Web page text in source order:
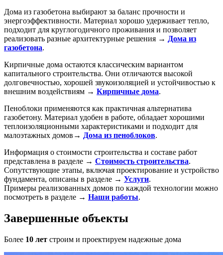
Дома из газобетона выбирают за баланс прочности и
энергоэффективности. Материал хорошо удерживает тепло,
подходит для круглогодичного проживания и позволяет
реализовать разные архитектурные решения → Дома из
газобетона.
Кирпичные дома остаются классическим вариантом
капитального строительства. Они отличаются высокой
долговечностью, хорошей звукоизоляцией и устойчивостью к
внешним воздействиям → Кирпичные дома.
Пеноблоки применяются как практичная альтернатива
газобетону. Материал удобен в работе, обладает хорошими
теплоизоляционными характеристиками и подходит для
малоэтажных домов→ Дома из пеноблоков.
Информация о стоимости строительства и составе работ
представлена в разделе → Стоимость строительства.
Сопутствующие этапы, включая проектирование и устройство
фундамента, описаны в разделе → Услуги.
Примеры реализованных домов по каждой технологии можно
посмотреть в разделе → Наши работы.
Завершенные объекты
Более 10 лет строим и проектируем надежные дома